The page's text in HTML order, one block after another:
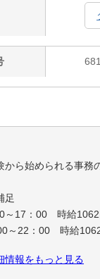
から始められる事務
足
～17：00 時給1062
～22：00 時給
時給50円UP☆
情報をもっと見る